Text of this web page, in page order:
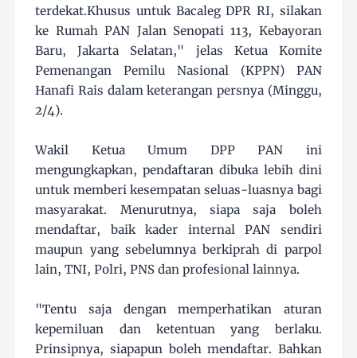
terdekat.Khusus untuk Bacaleg DPR RI, silakan
ke Rumah PAN Jalan Senopati 113, Kebayoran
Baru, Jakarta Selatan," jelas Ketua Komite
Pemenangan Pemilu Nasional (KPPN) PAN
Hanafi Rais dalam keterangan persnya (Minggu,
2/4).
Wakil Ketua Umum DPP PAN ini
mengungkapkan, pendaftaran dibuka lebih dini
untuk memberi kesempatan seluas-luasnya bagi
masyarakat. Menurutnya, siapa saja boleh
mendaftar, baik kader internal PAN sendiri
maupun yang sebelumnya berkiprah di parpol
lain, TNI, Polri, PNS dan profesional lainnya.
"Tentu saja dengan memperhatikan aturan
kepemiluan dan ketentuan yang berlaku.
Prinsipnya, siapapun boleh mendaftar. Bahkan